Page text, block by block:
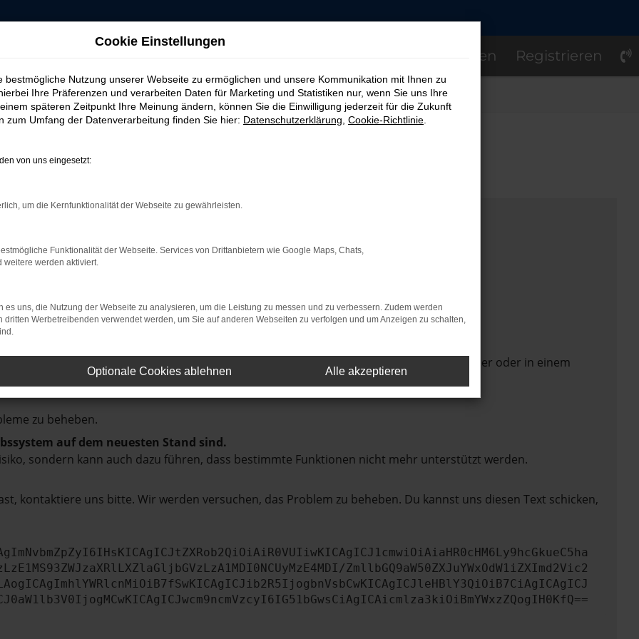
Einloggen Registrieren
SHOWROOM
das Laden bestimmter Seiten verhindern. Funktioniert die Seite in einem anderen Browser oder in einem
zu beheben.
auf dem neuesten Stand sind.
sondern kann auch dazu führen, dass bestimmte Funktionen nicht mehr unterstützt werden.
kontaktiere uns bitte. Wir werden versuchen, das Problem zu beheben. Du kannst uns diesen Text schicken,
ZmllbGQ9aW50ZXJuYWxOdW1iZXImd2Vic2
Cookie Einstellungen
bestmögliche Nutzung unserer Webseite zu ermöglichen und unsere Kommunikation mit Ihnen zu
Ihre Präferenzen und verarbeiten Daten für Marketing und Statistiken nur, wenn Sie uns Ihre
späteren Zeitpunkt Ihre Meinung ändern, können Sie die Einwilligung jederzeit für die Zukunft
zum Umfang der Datenverarbeitung finden Sie hier: Datenschutzerklärung Cookie-Richtlinie
von uns eingesetzt:
um die Kernfunktionalität der Webseite zu gewährleisten.
Funktionalität der Webseite. Services von Drittanbietern wie Google Maps, Chats,
weitere werden aktiviert.
es uns, die Nutzung der Webseite zu analysieren, um die Leistung zu messen und zu verbessern. Zudem werden
dritten Werbetreibenden verwendet werden, um Sie auf anderen Webseiten zu verfolgen und um Anzeigen zu schalten,
Optionale Cookies ablehnen Alle akzeptieren